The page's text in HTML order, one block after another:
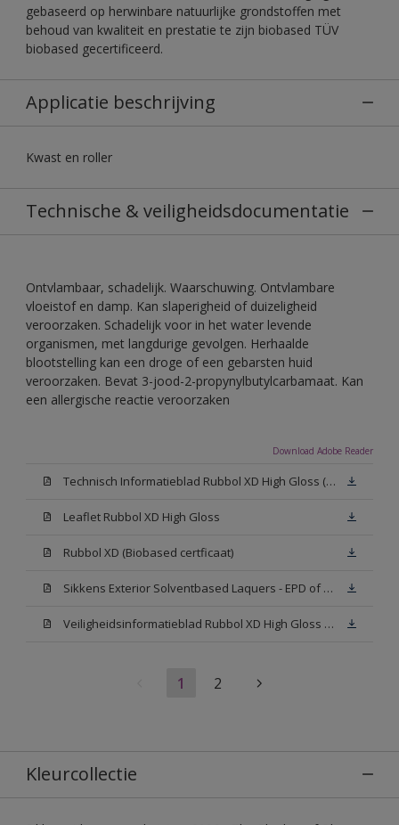
gebaseerd op herwinbare natuurlijke grondstoffen met
behoud van kwaliteit en prestatie te zijn biobased TÜV
biobased gecertificeerd.
Applicatie beschrijving
Kwast en roller
Technische & veiligheidsdocumentatie
Ontvlambaar, schadelijk. Waarschuwing. Ontvlambare
vloeistof en damp. Kan slaperigheid of duizeligheid
veroorzaken. Schadelijk voor in het water levende
organismen, met langdurige gevolgen. Herhaalde
blootstelling kan een droge of een gebarsten huid
veroorzaken. Bevat 3-jood-2-propynylbutylcarbamaat. Kan
een allergische reactie veroorzaken
Download Adobe Reader
Technisch Informatieblad Rubbol XD High Gloss (PDF)
Leaflet Rubbol XD High Gloss
Rubbol XD (Biobased certficaat)
Sikkens Exterior Solventbased Laquers - EPD of Milieuproductverklaring
Veiligheidsinformatieblad Rubbol XD High Gloss White W05 (MSDS)
1 2
Kleurcollectie